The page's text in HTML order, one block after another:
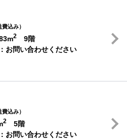
込み）
2
9階
お問い合わせください
込み）
2
5階
お問い合わせください